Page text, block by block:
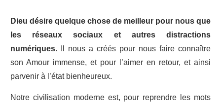
Dieu désire quelque chose de meilleur pour nous que
les réseaux sociaux et autres distractions
numériques. Il nous a créés pour nous faire connaître
son Amour immense, et pour l’aimer en retour, et ainsi
parvenir à l’état bienheureux.
Notre civilisation moderne est, pour reprendre les mots